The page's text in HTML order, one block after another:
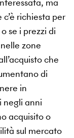
richiesta per
se i prezzi di
zone
che
di
in
negli anni
acquisito o
sul mercato